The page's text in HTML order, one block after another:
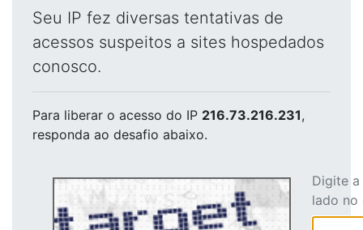
Seu IP fez diversas tentativas de
acessos suspeitos a sites hospedados
conosco.
Para liberar o acesso do IP 216.73.216.231,
responda ao desafio abaixo.
Digite
lado no